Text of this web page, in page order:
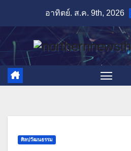
content
อาทิตย์. ส.ค. 9th, 2026
ศิลปวัฒนธรรม